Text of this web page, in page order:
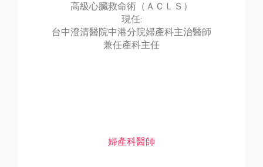
高級心臟救命術（ＡＣＬＳ）
現任:
台中澄清醫院中港分院婦產科主治醫師
兼任產科主任
婦產科醫師